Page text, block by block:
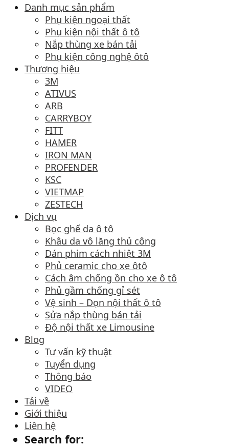
Danh mục sản phẩm
Phụ kiện ngoại thất
Phụ kiện nội thất ô tô
Nắp thùng xe bán tải
Phụ kiện công nghệ ôtô
Thương hiệu
3M
ATIVUS
ARB
CARRYBOY
FITT
HAMER
IRON MAN
PROFENDER
KSC
VIETMAP
ZESTECH
Dịch vụ
Bọc ghế da ô tô
Khâu da vô lăng thủ công
Dán phim cách nhiệt 3M
Phủ ceramic cho xe ôtô
Cách âm chống ồn cho xe ô tô
Phủ gầm chống gỉ sét
Vệ sinh – Dọn nội thất ô tô
Sửa nắp thùng bán tải
Độ nội thất xe Limousine
Blog
Tư vấn kỹ thuật
Tuyển dụng
Thông báo
VIDEO
Tải về
Giới thiệu
Liên hệ
Search for: